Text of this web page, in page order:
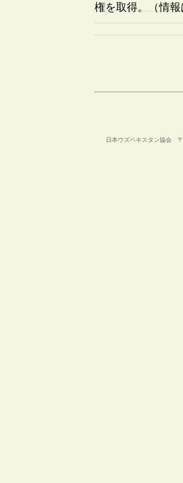
権を取得。（情報
日本ウズベキスタン協会